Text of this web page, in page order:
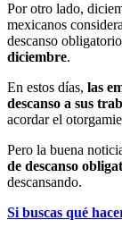
Por otro lado,
mexicanos
descanso
diciembre.
En estos días, las
descanso a sus
acordar el
Pero la buena
de descanso
descansando.
Si buscas qué